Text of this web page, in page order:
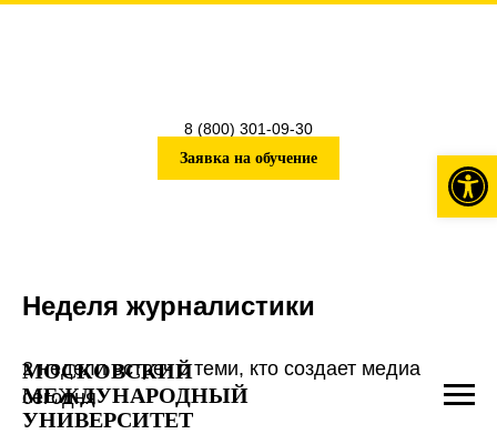
МОСКОВСКИЙ
МЕЖДУНАРОДНЫЙ
УНИВЕРСИТЕТ
8 (800) 301-09-30
Заявка на обучение
Неделя журналистики
2 недели встреч с теми, кто создает медиа
сегодня